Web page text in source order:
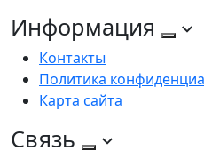
Информация
Контакты
Политика
Карта сайта
Связь